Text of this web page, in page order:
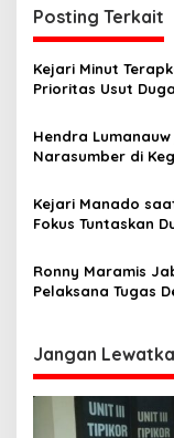
s
i
p
o
s
Posting Terkait
Kejari Minut
Prioritas Usut
Hendra
Narasumber di
Kejari Manado
Fokus Tuntaskan
DLH dan Dinsos
Ronny Maramis
Pelaksana Tugas
Jangan